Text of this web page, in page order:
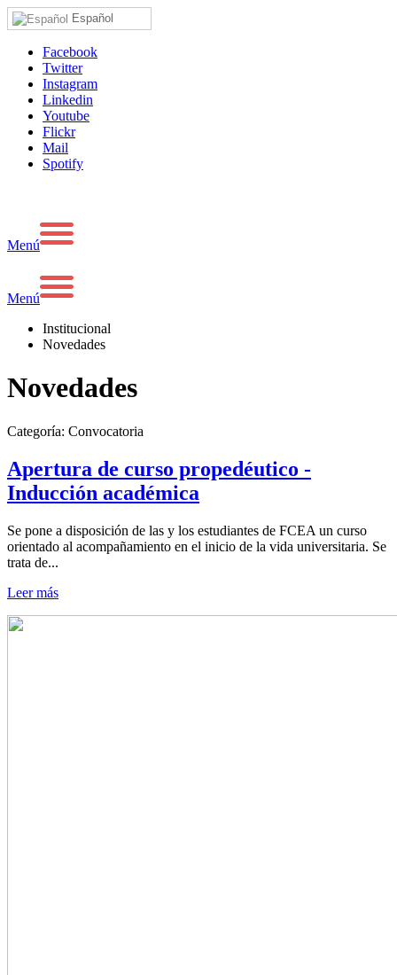
Español
Facebook
Twitter
Instagram
Linkedin
Youtube
Flickr
Mail
Spotify
Menú
Menú
Institucional
Novedades
Novedades
Categoría: Convocatoria
Apertura de curso propedéutico -
Inducción académica
Se pone a disposición de las y los estudiantes de FCEA un curso
orientado al acompañamiento en el inicio de la vida universitaria. Se
trata de...
Leer más